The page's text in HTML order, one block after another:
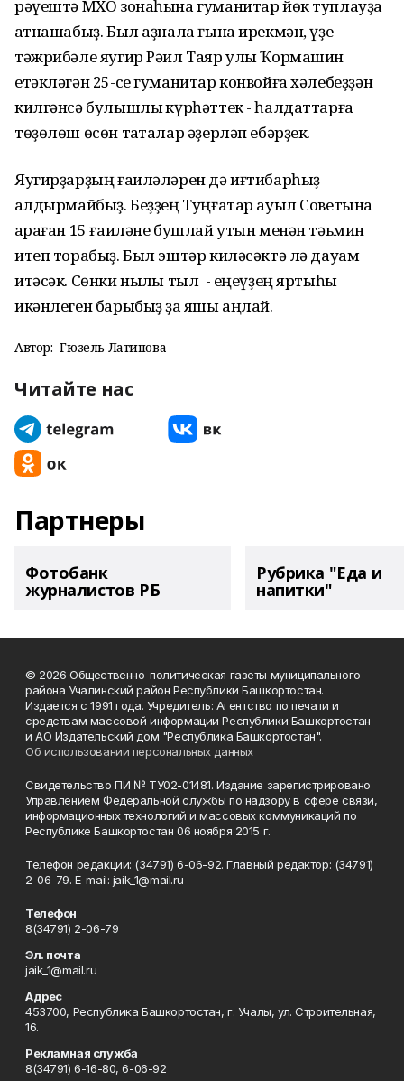
рәүештә МХО зонаһына гуманитар йөк туплауҙа
ҡатнашабыҙ. Был аҙнала ғына ирекмән, үҙе
тәжрибәле яугир Рәил Таяр улы Ҡормашин
етәкләгән 25-се гуманитар конвойға хәлебеҙҙән
килгәнсә булышлыҡ күрһәттек - һалдаттарға
төҙөлөш өсөн таҡталар әҙерләп ебәрҙек.
Яугирҙарҙың ғаиләләрен дә иғтибарһыҙ
ҡалдырмайбыҙ. Беҙҙең Туңғатар ауыл Советына
ҡараған 15 ғаиләне бушлай утын менән тәьмин
итеп торабыҙ. Был эштәр киләсәктә лә дауам
итәсәк. Сөнки ныҡлы тыл - еңеүҙең яртыһы
икәнлеген барыбыҙ ҙа яҡшы аңлай.
Автор: Гюзель Латипова
Читайте нас
Партнеры
Фотобанк
журналистов РБ
Рубрика "Еда и
напитки"
© 2026 Общественно-политическая газеты муниципального
района Учалинский район Республики Башкортостан.
Издается с 1991 года. Учредитель: Агентство по печати и
средствам массовой информации Республики Башкортостан
и АО Издательский дом "Республика Башкортостан".
Об использовании персональных данных
Свидетельство ПИ № ТУ02-01481. Издание зарегистрировано
Управлением Федеральной службы по надзору в сфере связи,
информационных технологий и массовых коммуникаций по
Республике Башкортостан 06 ноября 2015 г.
Телефон редакции: (34791) 6-06-92. Главный редактор: (34791)
2-06-79. Е-mаil: jaik_1@mail.ru
Телефон
8(34791) 2-06-79
Эл. почта
jaik_1@mail.ru
Адрес
453700, Республика Башкортостан, г. Учалы, ул. Строительная,
16.
Рекламная служба
8(34791) 6-16-80, 6-06-92